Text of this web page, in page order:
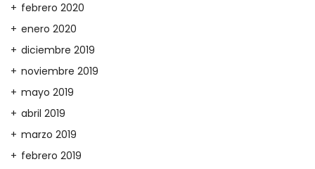
febrero 2020
enero 2020
diciembre 2019
noviembre 2019
mayo 2019
abril 2019
marzo 2019
febrero 2019